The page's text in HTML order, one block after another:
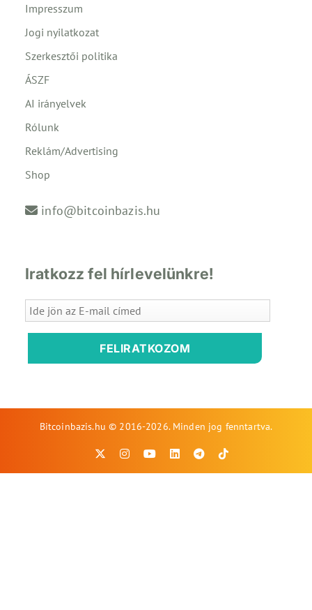
Impresszum
Jogi nyilatkozat
Szerkesztői politika
ÁSZF
AI irányelvek
Rólunk
Reklám/Advertising
Shop
info@bitcoinbazis.hu
Iratkozz fel hírlevelünkre!
FELIRATKOZOM
Bitcoinbazis.hu © 2016-2026. Minden jog fenntartva.